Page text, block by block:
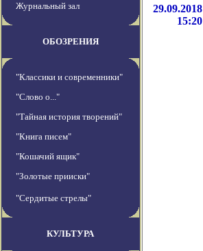
Журнальный зал
ОБОЗРЕНИЯ
"Классики и современники"
"Слово о..."
"Тайная история творений"
"Книга писем"
"Кошачий ящик"
"Золотые прииски"
"Сердитые стрелы"
КУЛЬТУРА
29.09.2018
15:20